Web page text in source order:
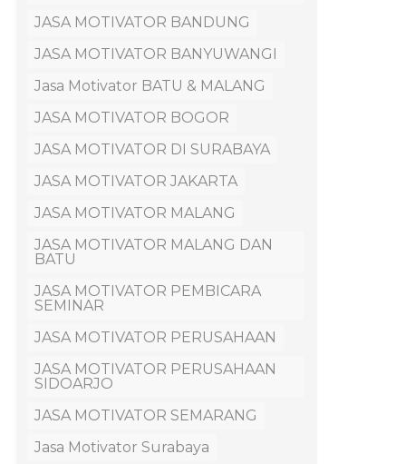
JASA MOTIVATOR BANDUNG
JASA MOTIVATOR BANYUWANGI
Jasa Motivator BATU & MALANG
JASA MOTIVATOR BOGOR
JASA MOTIVATOR DI SURABAYA
JASA MOTIVATOR JAKARTA
JASA MOTIVATOR MALANG
JASA MOTIVATOR MALANG DAN
BATU
JASA MOTIVATOR PEMBICARA
SEMINAR
JASA MOTIVATOR PERUSAHAAN
JASA MOTIVATOR PERUSAHAAN
SIDOARJO
JASA MOTIVATOR SEMARANG
Jasa Motivator Surabaya